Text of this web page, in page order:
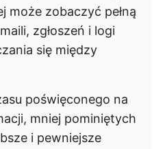
może zobaczyć pełną
zgłoszeń i logi
się między
poświęconego na
mniej pominiętych
i pewniejsze